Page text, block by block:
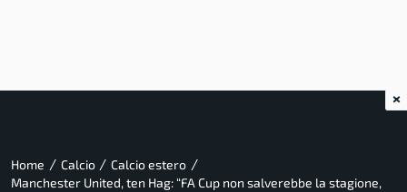
Home / Calcio / Calcio estero /
Manchester United, ten Hag: “FA Cup non salverebbe la stagione,
×